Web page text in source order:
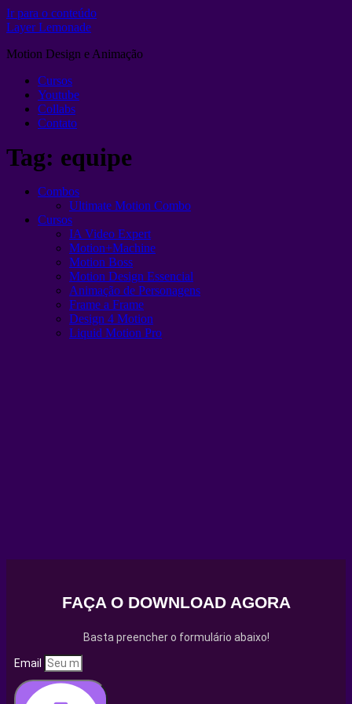
Ir para o conteúdo
Layer Lemonade
Motion Design e Animação
Cursos
Youtube
Collabs
Contato
Tag: equipe
Combos
Ultimate Motion Combo
Cursos
IA Video Expert
Motion+Machine
Motion Boss
Motion Design Essencial
Animação de Personagens
Frame a Frame
Design 4 Motion
Liquid Motion Pro
FAÇA O DOWNLOAD AGORA
Basta preencher o formulário abaixo!
Email